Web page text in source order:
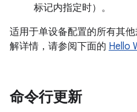
标记内指定时）。
适用于单设备配置的所有其
解详情，请参阅下面的 Hello
命令行更新